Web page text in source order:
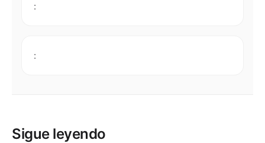
:
:
Sigue leyendo